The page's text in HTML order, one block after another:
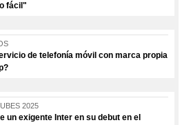
fácil"
de telefonía móvil con marca propia
2025
un exigente Inter en su debut en el